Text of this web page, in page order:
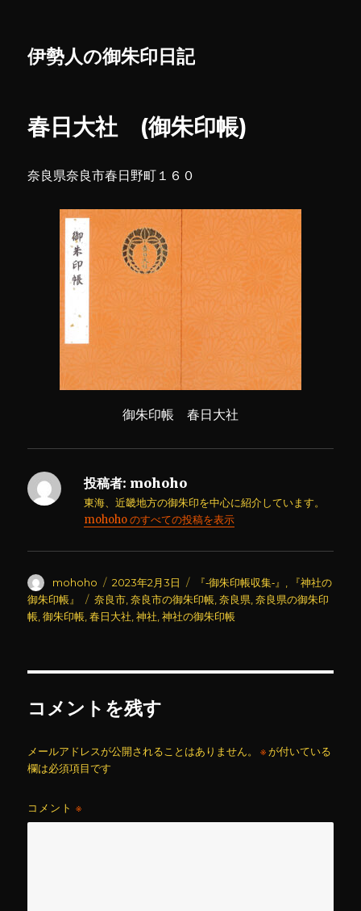
伊勢人の御朱印日記
春日大社 (御朱印帳)
奈良県奈良市春日野町１６０
御朱印帳 春日大社
投稿者: mohoho
東海、近畿地方の御朱印を中心に紹介しています。
mohoho のすべての投稿を表示
投
稿
者
mohoho
投
稿
日:
2023年2月3日
カ
テ
ゴ
『‐御朱印帳収集‐』
『神社の
御朱印帳』
タ
グ
奈良市 ,奈良市の御朱印帳 ,奈良県 ,奈良県の御朱印
帳 ,御朱印帳 ,春日大社 ,神社 ,神社の御朱印帳
コメントを残す
メールアドレスが公開されることはありません。 ※が付いている
欄は必須項目です
コメント※